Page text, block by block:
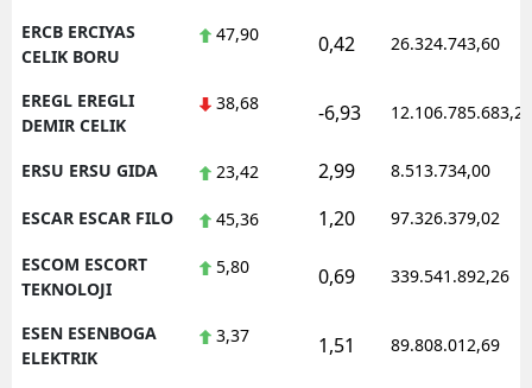
ERCB ERCIYAS
CELIK BORU
47,90 0,42 26.324.743,60
EREGL EREGLI
DEMIR CELIK
38,68 -6,93 12.106.785.683,20
ERSU ERSU GIDA 23,42 2,99 8.513.734,00
ESCAR ESCAR FILO 45,36 1,20 97.326.379,02
ESCOM ESCORT
TEKNOLOJI
5,80 0,69 339.541.892,26
ESEN ESENBOGA
ELEKTRIK
3,37 1,51 89.808.012,69